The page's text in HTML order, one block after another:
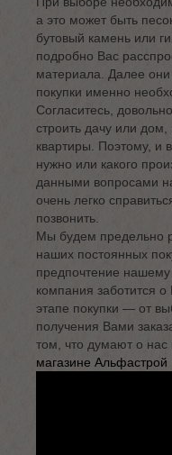
а это может быть
бутовый камень или
подробно Вас
материала. Далее они
покупки именно
Согласитесь,
строить дачу или
квартиры. Поэтому, и
нужно или какого
данными вопросами
очень легко
позвонить.
Мы будем предельно
наших постоянных
предпочтение
компания заботится
этапе покупки — от
получения Вами
том, что думают о нас
магазине Альфастрой